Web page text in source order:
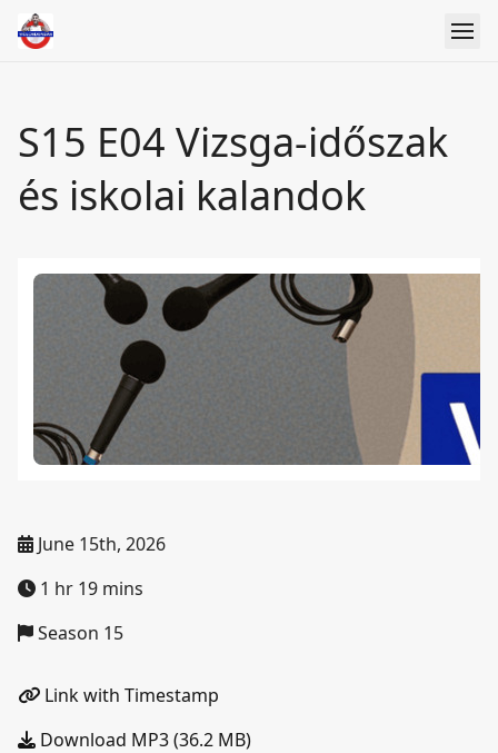
S15 E04 Vizsga-időszak
és iskolai kalandok
June 15th, 2026
1 hr 19 mins
Season 15
Link with Timestamp
Download MP3 (36.2 MB)